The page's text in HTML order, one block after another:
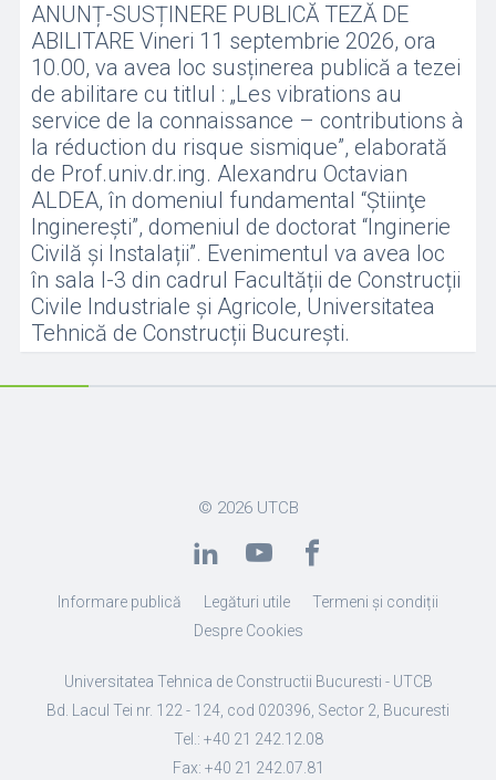
ANUNȚ-SUSȚINERE PUBLICĂ TEZĂ DE
ABILITARE Vineri 11 septembrie 2026, ora
10.00, va avea loc susținerea publică a tezei
de abilitare cu titlul : „Les vibrations au
service de la connaissance – contributions à
la réduction du risque sismique”, elaborată
de Prof.univ.dr.ing. Alexandru Octavian
ALDEA, în domeniul fundamental “Ştiinţe
Inginereşti”, domeniul de doctorat “Inginerie
Civilă și Instalații”. Evenimentul va avea loc
în sala I-3 din cadrul Facultății de Construcții
Civile Industriale și Agricole, Universitatea
Tehnică de Construcții București.
© 2026 UTCB
Informare publică Legături utile
Termeni și condiții
Despre Cookies
Universitatea Tehnica de Constructii Bucuresti - UTCB
Bd. Lacul Tei nr. 122 - 124, cod 020396, Sector 2, Bucuresti
Tel.: +40 21 242.12.08
Fax: +40 21 242.07.81